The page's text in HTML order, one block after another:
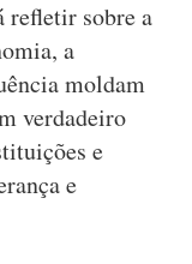
refletir sobre a
a
moldam
verdadeiro
e
e